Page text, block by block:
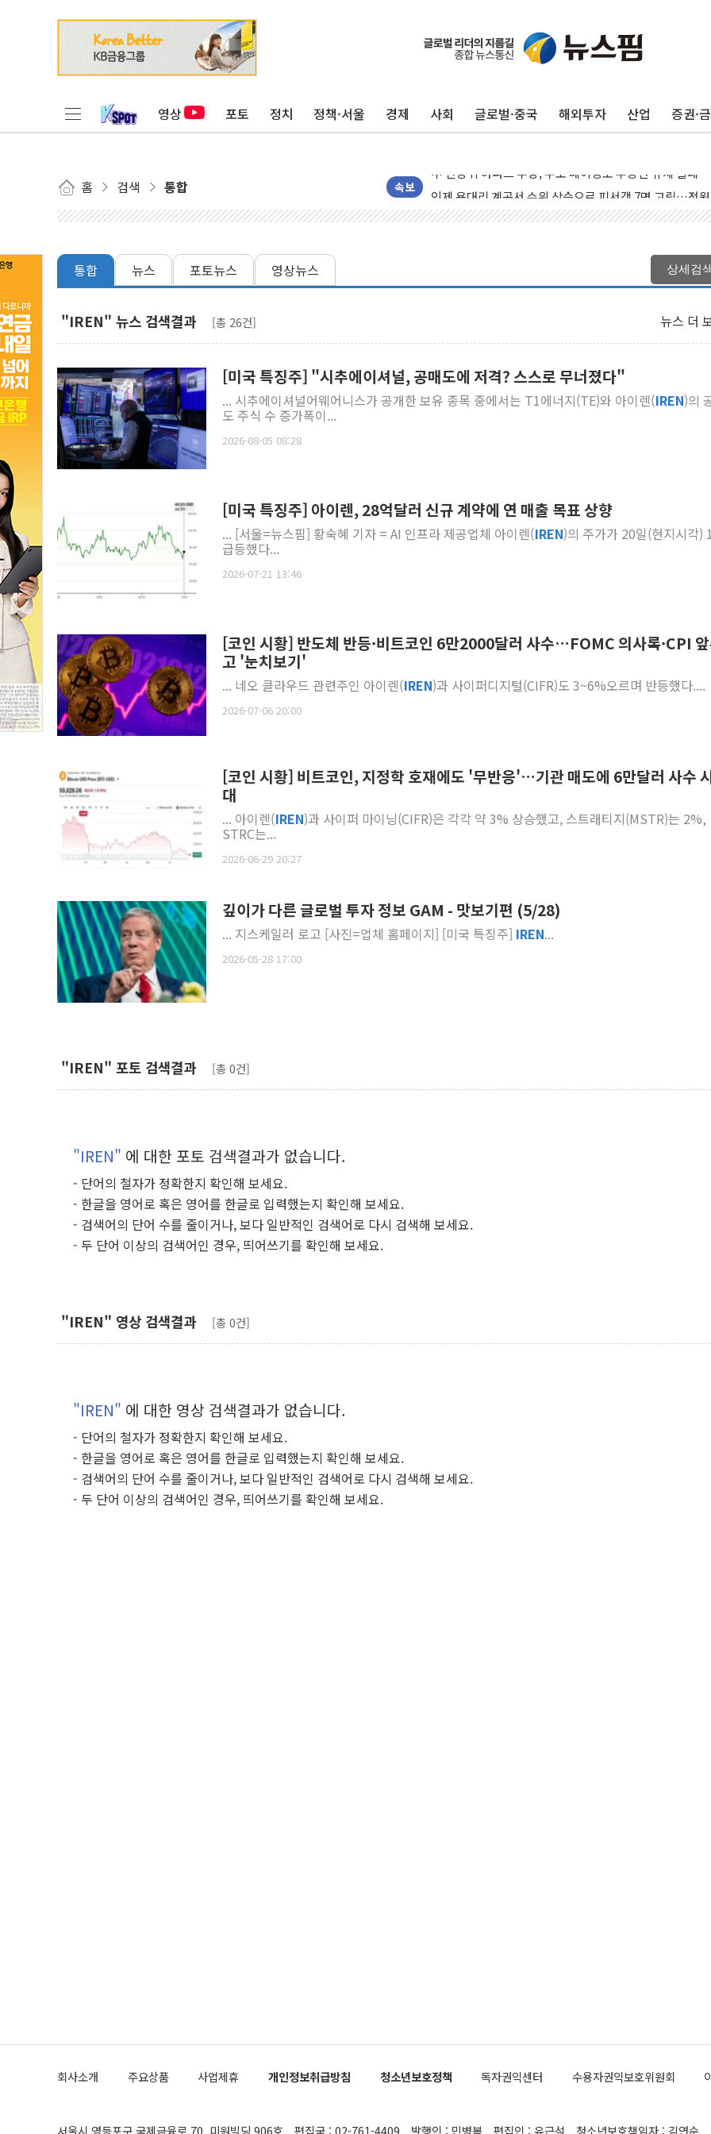
영상 포토 정치 정책·서울 경제 사회 글로벌·중국 해외투자 산업 증권·
홈 검색 통합 속보
동해중부 전 해상 풍랑주의보…10일까지 최대 3.5m 높은
연일 폭염에 온열질환 사망 23명…정부, 비상대응기구 가
인제 용대리 계곡서 수위 상승으로 피서객 7명 고립…전
동해시, 11~14일 '별똥별 멍' 운영…페르세우스 유성우
청양 밭에서 일하던 90대 숨져…온열질환 여부 조사
폭염에 車 운전면허 기능시험 오전 집중 편성…체감온도
'호우 특보' 경북 울진 시간당 20~30mm 강한 비...가뭄
오세훈 "용산공원 주택 검토, 민주당 스스로 원칙 뒤집는
충북 주말 무더위 지속…청주·진천 35도, 곳곳 소나기
트럼프, 쿡 연준 이사 해임 재추진…"26일까지 의혹 소명"
유럽증시, 美 고용 예상 밖 부진에 연준 금리 인상 가능
통합 뉴스 포토뉴스 영상뉴스 상세검
"IREN" 뉴스 검색결과 [총 26건] 뉴스 더
[미국 특징주] "시추에이셔널, 공매도에 저격? 스스로 무너졌다"
... 시추에이셔널어웨어니스가 공개한 보유 종목 중에서는 T1에너지(TE)와 아이렌(IREN)의
도 주식 수 증가폭이...
2026-08-05 08:28
[미국 특징주] 아이렌, 28억달러 신규 계약에 연 매출 목표 상향
... [서울=뉴스핌] 황숙혜 기자 = AI 인프라 제공업체 아이렌(IREN)의 주가가 20일(현지시각)
급등했다...
2026-07-21 13:46
[코인 시황] 반도체 반등·비트코인 6만2000달러 사수…FOMC 의사록·CPI
고 '눈치보기'
... 네오 클라우드 관련주인 아이렌(IREN)과 사이퍼디지털(CIFR)도 3~6%오르며 반등했다....
2026-07-06 20:00
[코인 시황] 비트코인, 지정학 호재에도 '무반응'…기관 매도에 6만달러 사수
대
... 아이렌(IREN)과 사이퍼 마이닝(CIFR)은 각각 약 3% 상승했고, 스트래티지(MSTR)는 2%,
STRC는...
2026-06-29 20:27
깊이가 다른 글로벌 투자 정보 GAM - 맛보기편 (5/28)
... 지스케일러 로고 [사진=업체 홈페이지] [미국 특징주] IREN...
2026-05-28 17:00
"IREN" 포토 검색결과 [총 0건]
"IREN" 에 대한 포토 검색결과가 없습니다.
- 단어의 철자가 정확한지 확인해 보세요.
- 한글을 영어로 혹은 영어를 한글로 입력했는지 확인해 보세요.
- 검색어의 단어 수를 줄이거나, 보다 일반적인 검색어로 다시 검색해 보세요.
- 두 단어 이상의 검색어인 경우, 띄어쓰기를 확인해 보세요.
"IREN" 영상 검색결과 [총 0건]
"IREN" 에 대한 영상 검색결과가 없습니다.
- 단어의 철자가 정확한지 확인해 보세요.
- 한글을 영어로 혹은 영어를 한글로 입력했는지 확인해 보세요.
- 검색어의 단어 수를 줄이거나, 보다 일반적인 검색어로 다시 검색해 보세요.
- 두 단어 이상의 검색어인 경우, 띄어쓰기를 확인해 보세요.
회사소개 주요상품 사업제휴 개인정보취급방침 청소년보호정책 독자권익센터 수용자권익보호위원회
서울시 영등포구 국제금융로 70, 미원빌딩 906호 편집국 : 02-761-4409 발행인 : 민병복 편집인 : 유근석 청소년보호책임자 : 김연순